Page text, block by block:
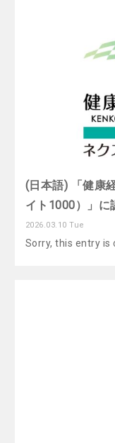
(日本語) 「健康
イト1000）」に
2026.03.10 Tue
Sorry, this entry is